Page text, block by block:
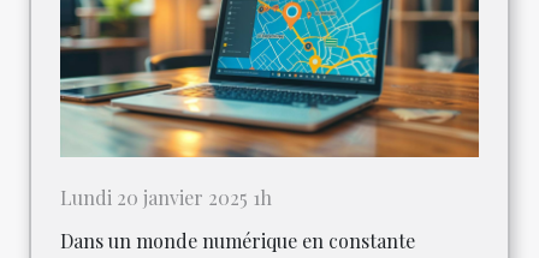
Lundi 20 janvier 2025 1h
Dans un monde numérique en constante